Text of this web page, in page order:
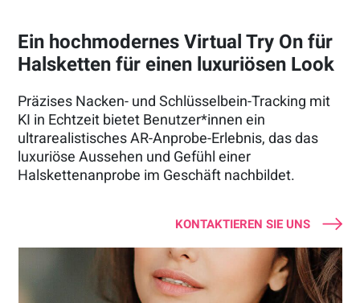
Ein hochmodernes Virtual Try On für
Halsketten für einen luxuriösen Look
Präzises Nacken- und Schlüsselbein-Tracking mit
KI in Echtzeit bietet Benutzer*innen ein
ultrarealistisches AR-Anprobe-Erlebnis, das das
luxuriöse Aussehen und Gefühl einer
Halskettenanprobe im Geschäft nachbildet.
KONTAKTIEREN SIE UNS